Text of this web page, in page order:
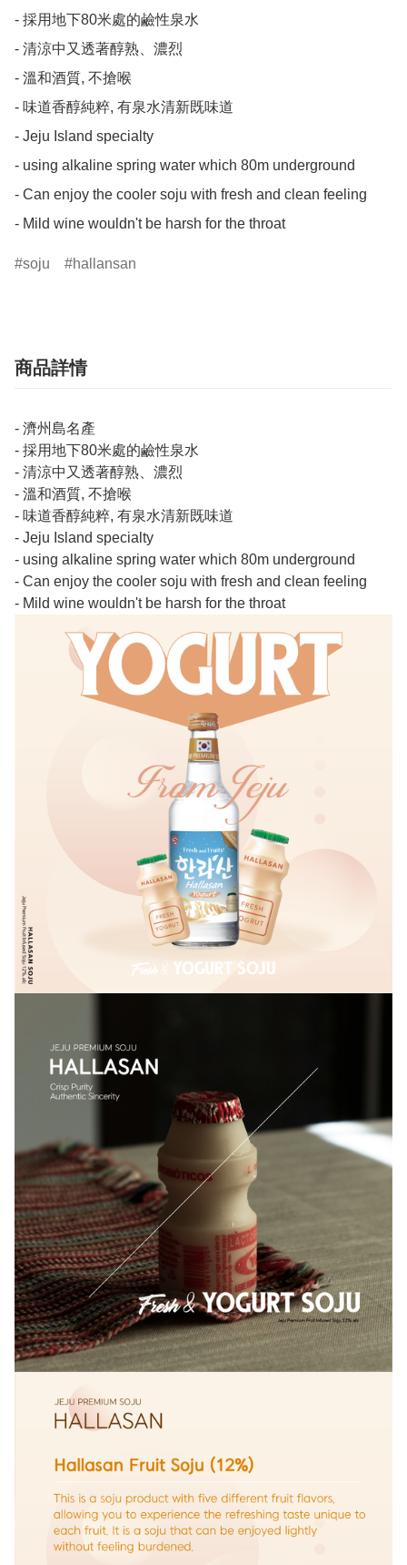
- 採用地下80米處的鹼性泉水
- 清涼中又透著醇熟、濃烈
- 溫和酒質, 不搶喉
- 味道香醇純粹, 有泉水清新既味道
- Jeju Island specialty
- using alkaline spring water which 80m underground
- Can enjoy the cooler soju with fresh and clean feeling
- Mild wine wouldn't be harsh for the throat
soju hallansan
商品詳情
- 濟州島名產
- 採用地下80米處的鹼性泉水
- 清涼中又透著醇熟、濃烈
- 溫和酒質, 不搶喉
- 味道香醇純粹, 有泉水清新既味道
- Jeju Island specialty
- using alkaline spring water which 80m underground
- Can enjoy the cooler soju with fresh and clean feeling
- Mild wine wouldn't be harsh for the throat